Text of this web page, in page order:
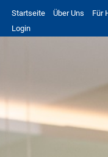
Startseite Über Uns Für
Login